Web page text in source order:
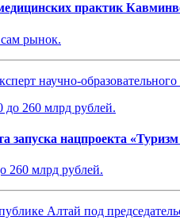
практик
сам рынок.
научно-
нацпроекта
260 млрд рублей.
Алтай под